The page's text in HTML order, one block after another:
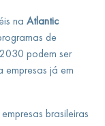
na Atlantic
de
podem ser
empresas já em
brasileiras